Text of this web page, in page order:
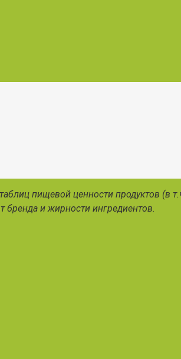
пищевой ценности продуктов (в
и жирности ингредиентов.